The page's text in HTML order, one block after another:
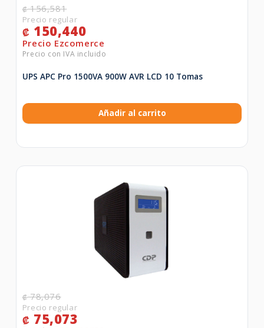
₡156,581
₡ 150,440
UPS APC Pro 1500VA 900W AVR LCD 10 Tomas
Añadir al carrito
₡78,076
₡ 75,073